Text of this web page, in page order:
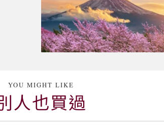
YOU MIGHT LIKE
人也買過